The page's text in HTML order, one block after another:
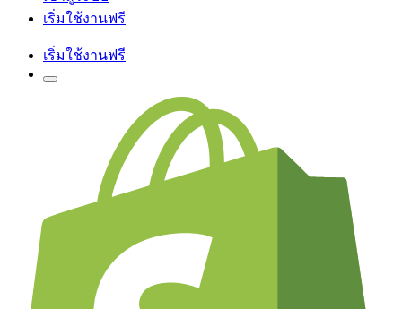
เริ่มใช้งานฟรี
เริ่มใช้งานฟรี